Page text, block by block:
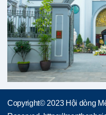
Copyright© 2023 Hội dòng